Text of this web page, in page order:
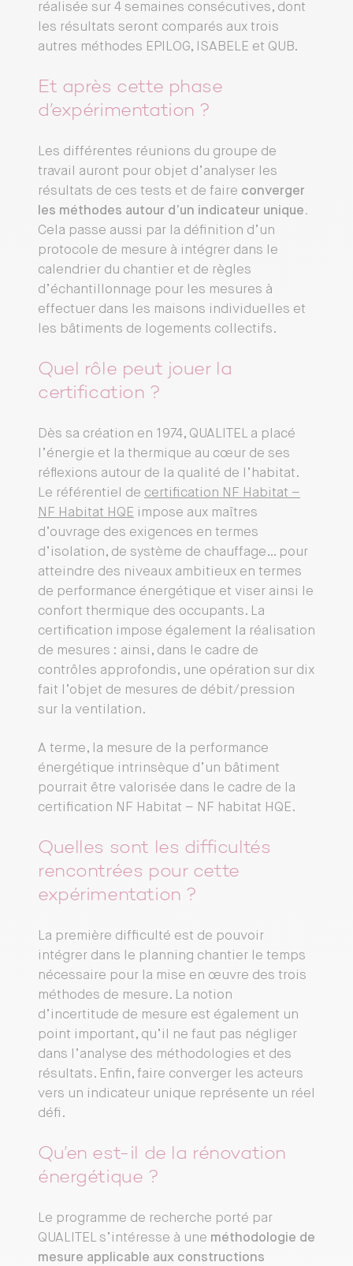
réalisée sur 4 semaines consécutives, dont
les résultats seront comparés aux trois
autres méthodes EPILOG, ISABELE et QUB.
Et après cette phase
d’expérimentation ?
Les différentes réunions du groupe de
travail auront pour objet d’analyser les
résultats de ces tests et de faire converger
les méthodes autour d’un indicateur unique.
Cela passe aussi par la définition d’un
protocole de mesure à intégrer dans le
calendrier du chantier et de règles
d’échantillonnage pour les mesures à
effectuer dans les maisons individuelles et
les bâtiments de logements collectifs.
Quel rôle peut jouer la
certification ?
Dès sa création en 1974, QUALITEL a placé
l’énergie et la thermique au cœur de ses
réflexions autour de la qualité de l’habitat.
Le référentiel de certification NF Habitat –
NF Habitat HQE impose aux maîtres
d’ouvrage des exigences en termes
d’isolation, de système de chauffage… pour
atteindre des niveaux ambitieux en termes
de performance énergétique et viser ainsi le
confort thermique des occupants. La
certification impose également la réalisation
de mesures : ainsi, dans le cadre de
contrôles approfondis, une opération sur dix
fait l’objet de mesures de débit/pression
sur la ventilation.
A terme, la mesure de la performance
énergétique intrinsèque d’un bâtiment
pourrait être valorisée dans le cadre de la
certification NF Habitat – NF habitat HQE.
Quelles sont les difficultés
rencontrées pour cette
expérimentation ?
La première difficulté est de pouvoir
intégrer dans le planning chantier le temps
nécessaire pour la mise en œuvre des trois
méthodes de mesure. La notion
d’incertitude de mesure est également un
point important, qu’il ne faut pas négliger
dans l’analyse des méthodologies et des
résultats. Enfin, faire converger les acteurs
vers un indicateur unique représente un réel
défi.
Qu’en est-il de la rénovation
énergétique ?
Le programme de recherche porté par
QUALITEL s’intéresse à une méthodologie de
mesure applicable aux constructions